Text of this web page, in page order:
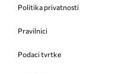
Politika privatnosti
Pravilnici
Podaci tvrtke